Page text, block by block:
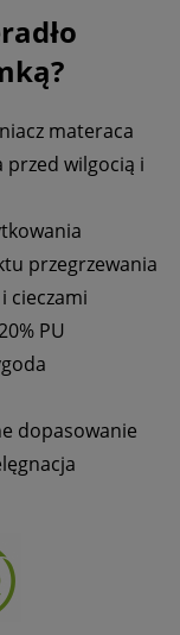
materaca
przed wilgocią i
przegrzewania
cieczami
PU
dopasowanie